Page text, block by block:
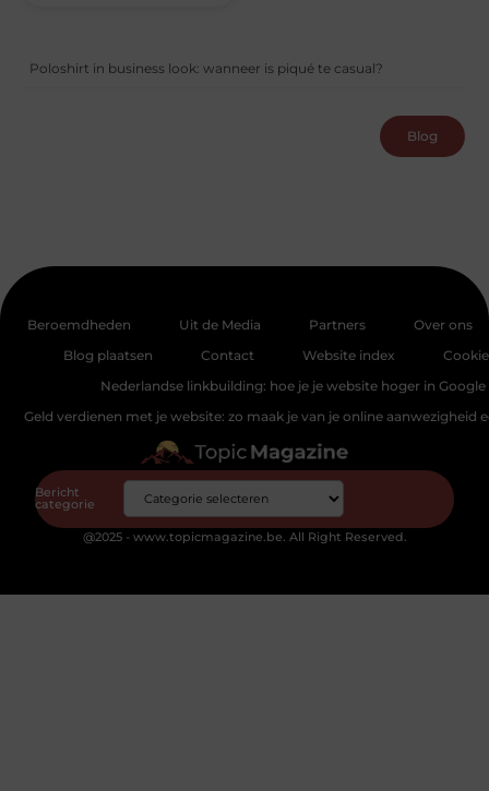
Poloshirt in business look: wanneer is piqué te casual?
Blog
Beroemdheden Uit de Media Partners
Over ons
Blog plaatsen
Contact Website index
Nederlandse linkbuilding: hoe je je website hoger in
Geld verdienen met je website: zo maak je van je online aanwezigheid
Bericht
categorie
@2025 - www.topicmagazine.be. All Right Reserved.